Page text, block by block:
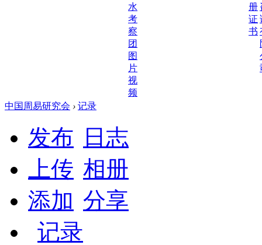
水
考
察
团
图
片
视
频
册
证
书
中国周易研究会 › 记录
发布
日志
上传 相册
添加 分享
记录